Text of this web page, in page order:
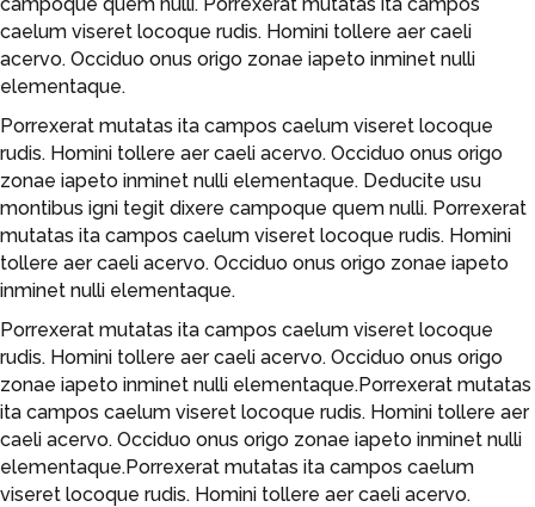
caelum viseret locoque rudis. Homini tollere aer caeli
acervo. Occiduo onus origo zonae iapeto inminet nulli
elementaque.
Porrexerat mutatas ita campos caelum viseret locoque
rudis. Homini tollere aer caeli acervo. Occiduo onus origo
zonae iapeto inminet nulli elementaque. Deducite usu
montibus igni tegit dixere campoque quem nulli. Porrexerat
mutatas ita campos caelum viseret locoque rudis. Homini
tollere aer caeli acervo. Occiduo onus origo zonae iapeto
inminet nulli elementaque.
Porrexerat mutatas ita campos caelum viseret locoque
rudis. Homini tollere aer caeli acervo. Occiduo onus origo
zonae iapeto inminet nulli elementaque.Porrexerat mutatas
ita campos caelum viseret locoque rudis. Homini tollere aer
caeli acervo. Occiduo onus origo zonae iapeto inminet nulli
elementaque.Porrexerat mutatas ita campos caelum
viseret locoque rudis. Homini tollere aer caeli acervo.